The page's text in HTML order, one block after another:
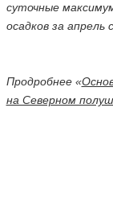
суточные
осадков за
Продробнее «
на Северном